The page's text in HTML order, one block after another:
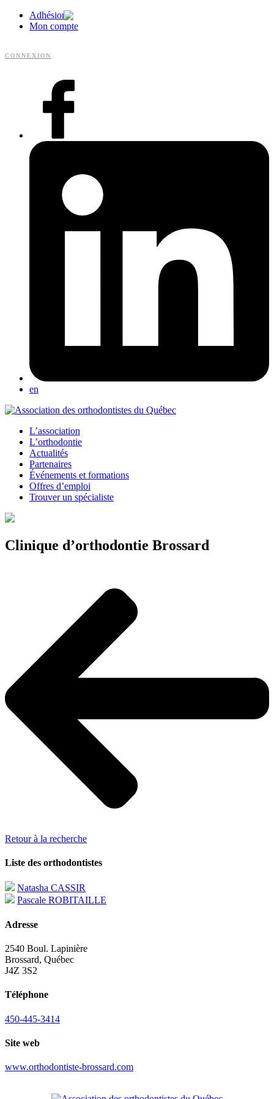
Adhésion
Mon compte
CONNEXION
en
L’association
L’orthodontie
Actualités
Partenaires
Événements et formations
Offres d’emploi
Trouver un spécialiste
Clinique d’orthodontie Brossard
Retour à la recherche
Liste des orthodontistes
Natasha CASSIR
Pascale ROBITAILLE
Adresse
2540 Boul. Lapinière
Brossard, Québec
J4Z 3S2
Téléphone
450-445-3414
Site web
www.orthodontiste-brossard.com